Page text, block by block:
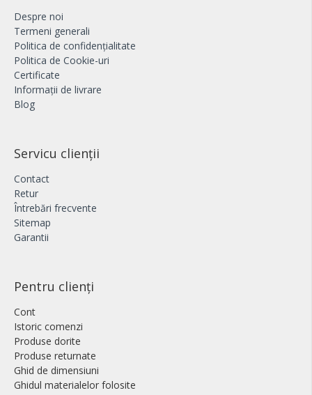
Despre noi
Termeni generali
Politica de confidențialitate
Politica de Cookie-uri
Certificate
Informații de livrare
Blog
Servicu clienții
Contact
Retur
Întrebări frecvente
Sitemap
Garantii
Pentru clienți
Cont
Istoric comenzi
Produse dorite
Produse returnate
Ghid de dimensiuni
Ghidul materialelor folosite